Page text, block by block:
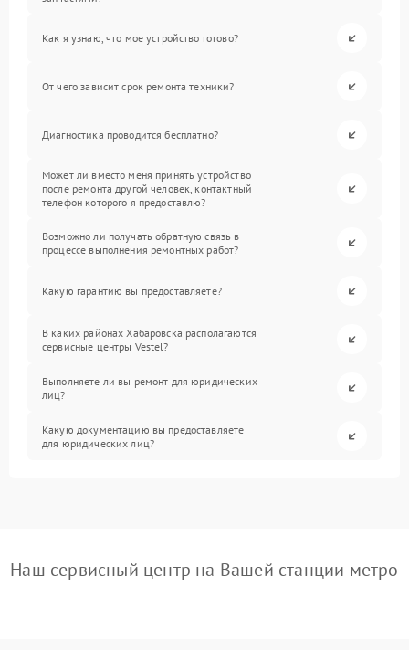
Как я узнаю, что мое устройство готово?
От чего зависит срок ремонта техники?
Диагностика проводится бесплатно?
Может ли вместо меня принять устройство
после ремонта другой человек, контактный
телефон которого я предоставлю?
Возможно ли получать обратную связь в
процессе выполнения ремонтных работ?
Какую гарантию вы предоставляете?
В каких районах Хабаровска располагаются
сервисные центры Vestel?
Выполняете ли вы ремонт для юридических
лиц?
Какую документацию вы предоставляете
для юридических лиц?
Наш сервисный центр на Вашей станции метро